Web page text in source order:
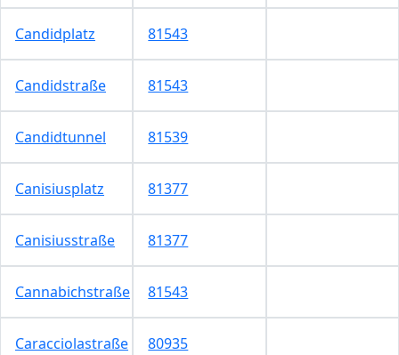
Candidplatz 81543
Candidstraße 81543
Candidtunnel 81539
Canisiusplatz 81377
Canisiusstraße 81377
Cannabichstraße 81543
Caracciolastraße 80935